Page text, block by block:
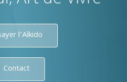
l’Aïkido
Contact